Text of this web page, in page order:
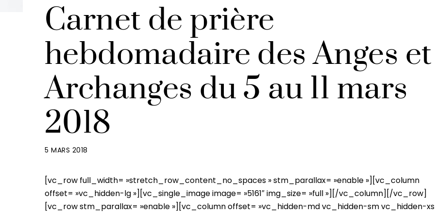
5 MARS 2018
Carnet de prière
hebdomadaire des Anges et
Archanges du 5 au 11 mars
2018
[vc_row full_width= »stretch_row_content_no_spaces » stm_parallax= »enable »][vc_column
offset= »vc_hidden-lg »][vc_single_image image= »5161″ img_size= »full »][/vc_column][/vc_row]
[vc_row stm_parallax= »enable »][vc_column offset= »vc_hidden-md vc_hidden-sm vc_hidden-